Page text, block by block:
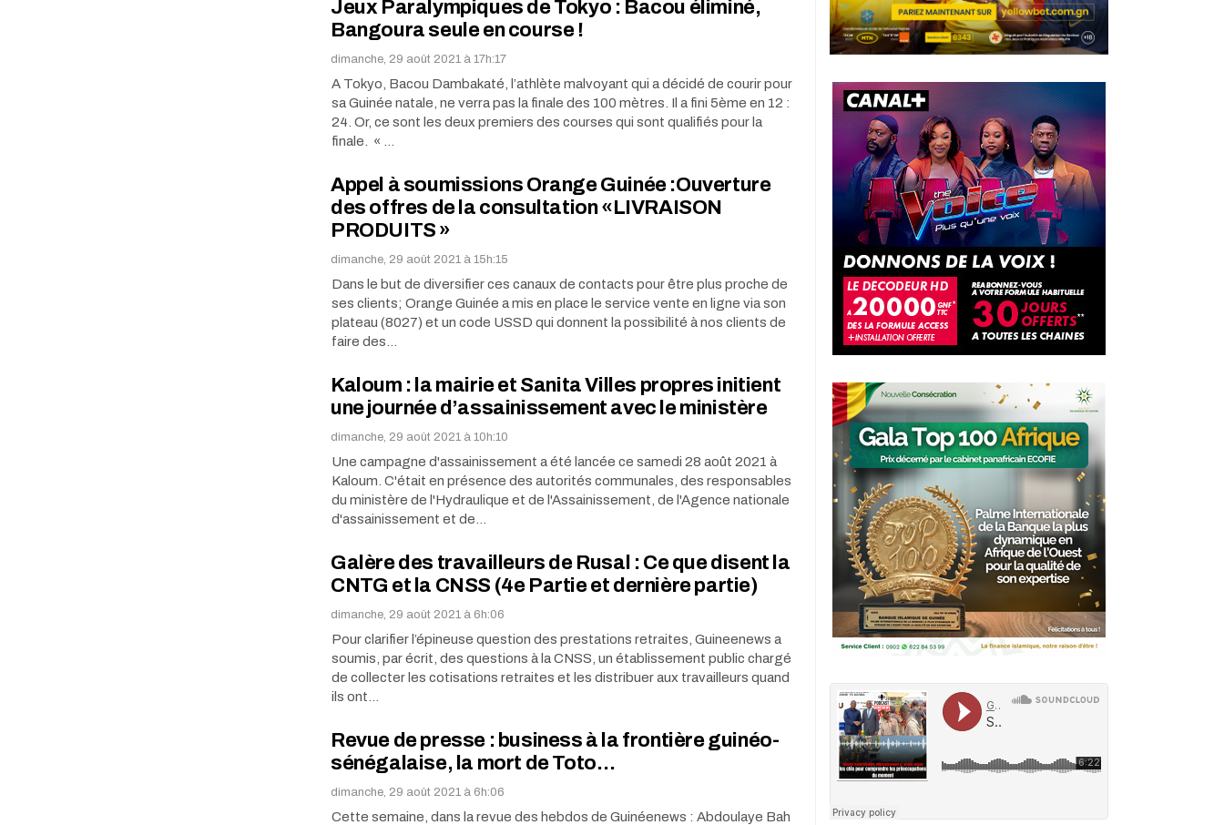
Jeux Paralympiques de Tokyo : Bacou éliminé,
Bangoura seule en course !
dimanche, 29 août 2021 à 17h:17
A Tokyo, Bacou Dambakaté, l’athlète malvoyant qui a décidé de courir pour
sa Guinée natale, ne verra pas la finale des 100 mètres. Il a fini 5ème en 12 :
24. Or, ce sont les deux premiers des courses qui sont qualifiés pour la
finale. « …
Appel à soumissions Orange Guinée :Ouverture
des offres de la consultation «LIVRAISON
PRODUITS »
dimanche, 29 août 2021 à 15h:15
Dans le but de diversifier ces canaux de contacts pour être plus proche de
ses clients; Orange Guinée a mis en place le service vente en ligne via son
plateau (8027) et un code USSD qui donnent la possibilité à nos clients de
faire des…
Kaloum : la mairie et Sanita Villes propres initient
une journée d’assainissement avec le ministère
dimanche, 29 août 2021 à 10h:10
Une campagne d'assainissement a été lancée ce samedi 28 août 2021 à
Kaloum. C'était en présence des autorités communales, des responsables
du ministère de l'Hydraulique et de l'Assainissement, de l'Agence nationale
d'assainissement et de…
Galère des travailleurs de Rusal : Ce que disent la
CNTG et la CNSS (4e Partie et dernière partie)
dimanche, 29 août 2021 à 6h:06
Pour clarifier l’épineuse question des prestations retraites, Guineenews a
soumis, par écrit, des questions à la CNSS, un établissement public chargé
de collecter les cotisations retraites et les distribuer aux travailleurs quand
ils ont…
Revue de presse : business à la frontière guinéo-
sénégalaise, la mort de Toto…
dimanche, 29 août 2021 à 6h:06
Cette semaine, dans la revue des hebdos de Guinéenews : Abdoulaye Bah